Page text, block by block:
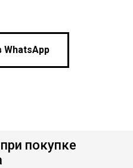
WhatsApp
покупке